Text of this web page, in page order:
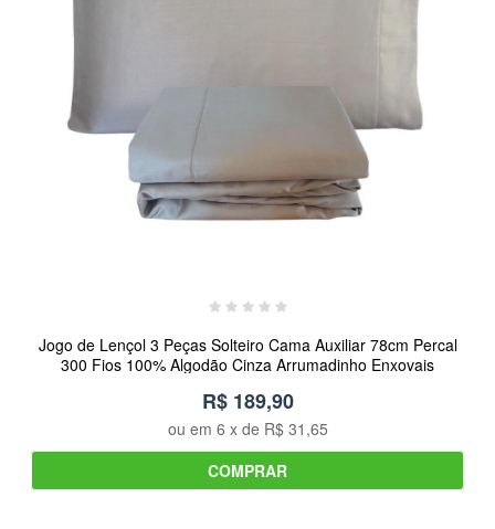
Jogo de Lençol 3 Peças Solteiro Cama Auxiliar 78cm Percal
300 Fios 100% Algodão Cinza Arrumadinho Enxovais
R$ 189,90
ou em 6 x de R$ 31,65
COMPRAR